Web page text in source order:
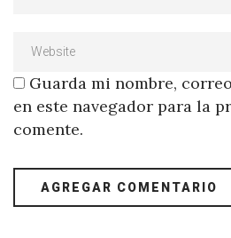
Guarda mi nombre,
en este navegador para la
comente.